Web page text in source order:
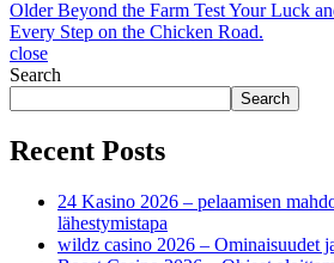
Older Beyond the Farm Test Your Luck
Every Step on the Chicken Road.
close
Search
Search
Recent Posts
24 Kasino 2026 – pelaamisen
lähestymistapa
wildz casino 2026 – Ominaisuudet